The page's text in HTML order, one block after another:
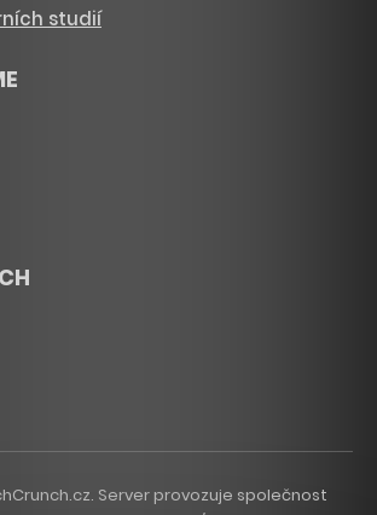
studií
Server provozuje společnost